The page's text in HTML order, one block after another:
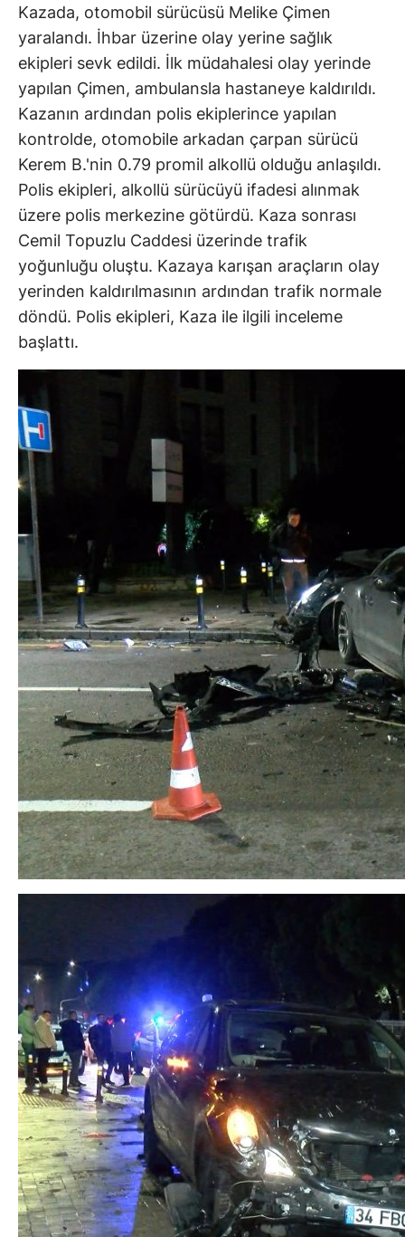
Kazada, otomobil sürücüsü Melike Çimen
yaralandı. İhbar üzerine olay yerine sağlık
ekipleri sevk edildi. İlk müdahalesi olay yerinde
yapılan Çimen, ambulansla hastaneye kaldırıldı.
Kazanın ardından polis ekiplerince yapılan
kontrolde, otomobile arkadan çarpan sürücü
Kerem B.'nin 0.79 promil alkollü olduğu anlaşıldı.
Polis ekipleri, alkollü sürücüyü ifadesi alınmak
üzere polis merkezine götürdü. Kaza sonrası
Cemil Topuzlu Caddesi üzerinde trafik
yoğunluğu oluştu. Kazaya karışan araçların olay
yerinden kaldırılmasının ardından trafik normale
döndü. Polis ekipleri, Kaza ile ilgili inceleme
başlattı.